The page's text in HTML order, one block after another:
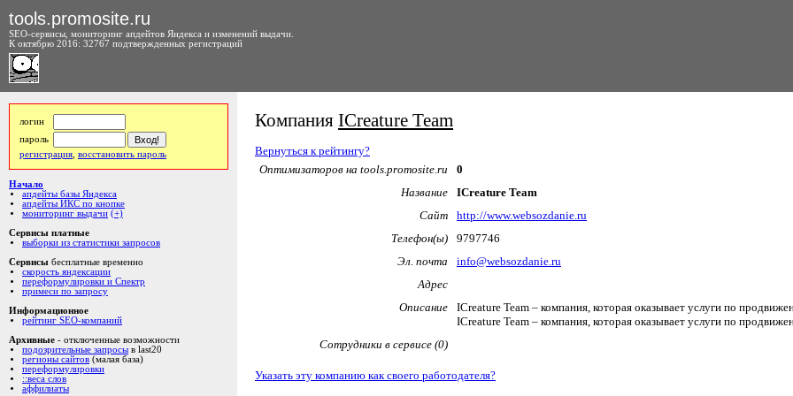
tools.promosite.ru
SEO-сервисы, мониторинг апдейтов Яндекса и изменений выдачи.
К октябрю 2016: 32767 подтвержденных регистраций
логин
пароль
регистрация восстановить пароль
Начало
апдейты базы Яндекса
апдейты ИКС по кнопке
мониторинг выдачи (+)
Сервисы платные
выборки из статистики запросов
Сервисы бесплатные временно
скорость яндексации
переформулировки и Спектр
примеси по запросу
Информационное
рейтинг SEO-компаний
Архивные - отключенные возможности
подозрительные запросы в last20
регионы сайтов (малая база)
переформулировки
::веса слов
аффилиаты
Компания ICreature Team
Вернуться к рейтингу?
Оптимизаторов на tools.promosite.ru
0
Название
ICreature Team
Сайт
http://www.websozdanie.ru
Телефон(ы)
9797746
Эл. почта
info@websozdanie.ru
Адрес
Описание
ICreature Team – компания, которая оказывает услуги по
ICreature Team – компания, которая оказывает услуги по
Сотрудники в сервисе (0)
Указать эту компанию как своего работодателя?